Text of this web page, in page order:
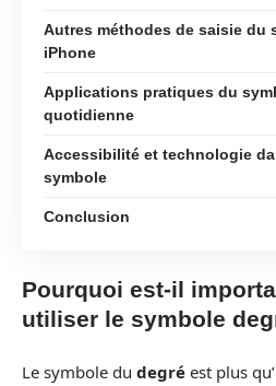
Autres méthodes de saisie du
iPhone
Applications pratiques du
quotidienne
Accessibilité et technologie
symbole
Conclusion
Pourquoi est-il
utiliser le symbole
Le symbole du degré est plus